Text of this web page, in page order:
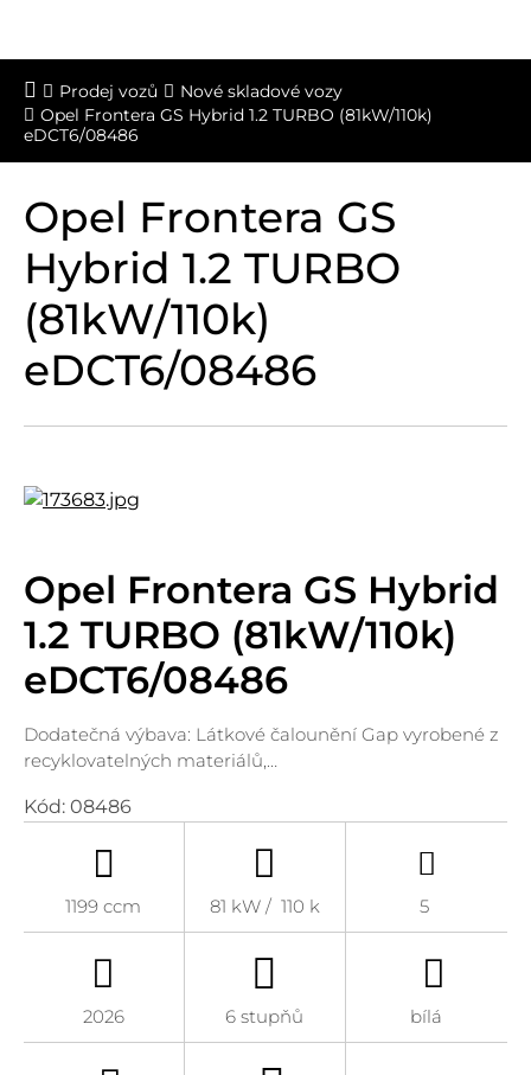
Prodej vozů
Nové skladové vozy
Opel Frontera GS Hybrid 1.2 TURBO (81kW/110k)
eDCT6/08486
Opel Frontera GS
Hybrid 1.2 TURBO
(81kW/110k)
eDCT6/08486
Opel Frontera GS Hybrid
1.2 TURBO (81kW/110k)
eDCT6/08486
Dodatečná výbava: Látkové čalounění Gap vyrobené z
recyklovatelných materiálů,…
Kód: 08486
1199 ccm 81 kW / 110 k 5
2026 6 stupňů bílá